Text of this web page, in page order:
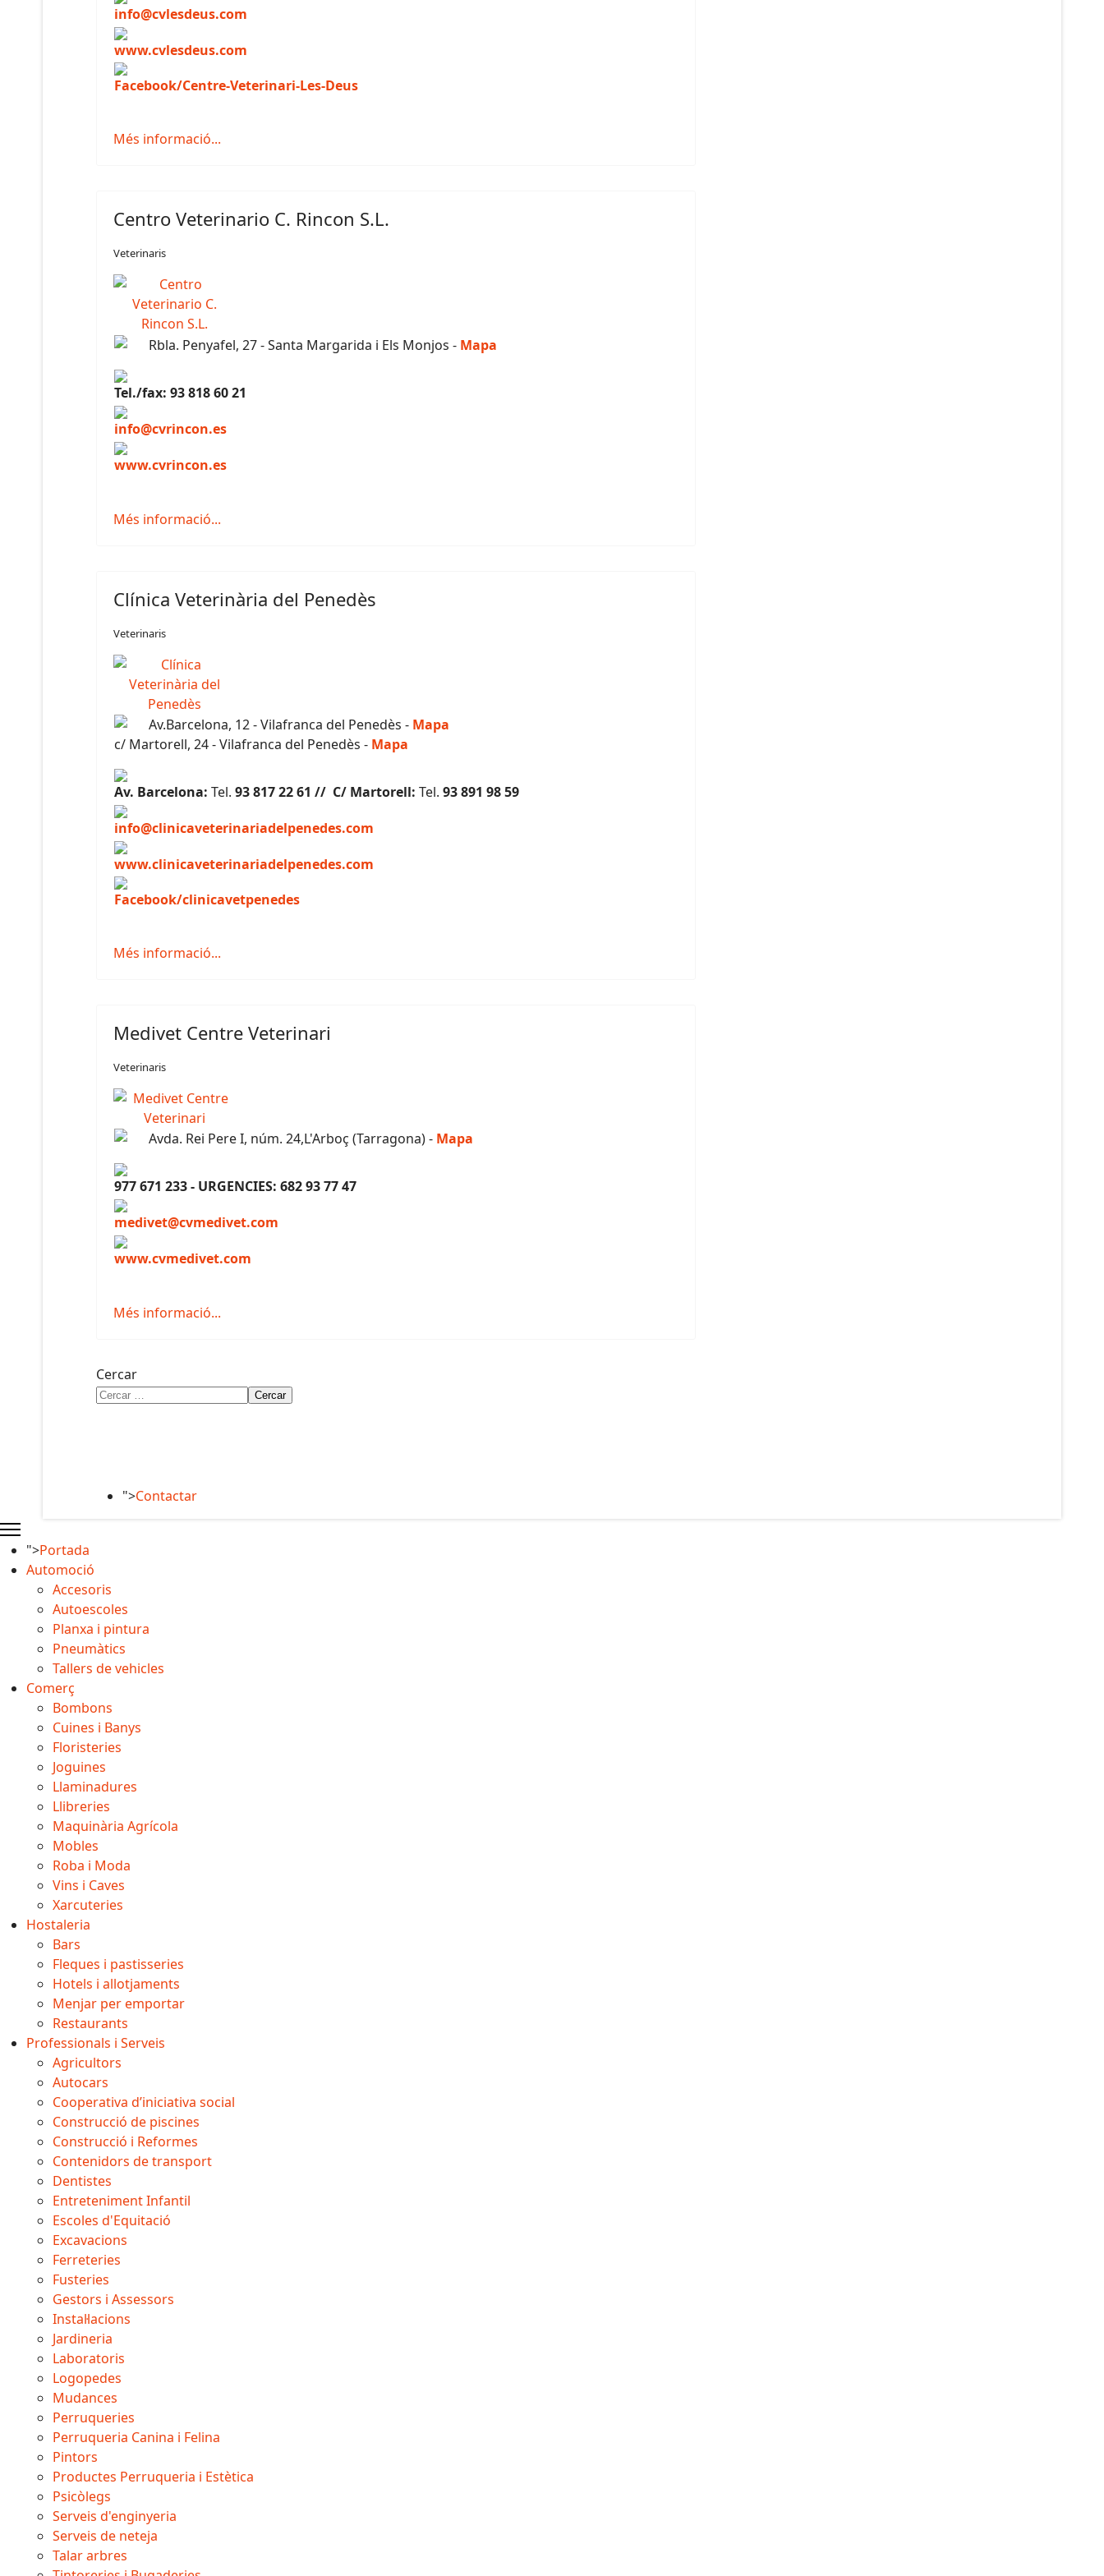
info@cvlesdeus.com
www.cvlesdeus.com
Facebook/Centre-Veterinari-Les-Deus
Més informació...
Centro Veterinario C. Rincon S.L.
Veterinaris
Rbla. Penyafel, 27 - Santa Margarida i Els Monjos - Mapa
Tel./fax: 93 818 60 21
info@cvrincon.es
www.cvrincon.es
Més informació...
Clínica Veterinària del Penedès
Veterinaris
Av.Barcelona, 12 - Vilafranca del Penedès - Mapa
c/ Martorell, 24 - Vilafranca del Penedès - Mapa
Av. Barcelona: Tel. 93 817 22 61 // C/ Martorell: Tel. 93 891 98 59
info@clinicaveterinariadelpenedes.com
www.clinicaveterinariadelpenedes.com
Facebook/clinicavetpenedes
Més informació...
Medivet Centre Veterinari
Veterinaris
Avda. Rei Pere I, núm. 24,L'Arboç (Tarragona) - Mapa
977 671 233 - URGENCIES: 682 93 77 47
medivet@cvmedivet.com
www.cvmedivet.com
Més informació...
Cercar
Cercar
">Contactar
">Portada
Automoció
Accesoris
Autoescoles
Planxa i pintura
Pneumàtics
Tallers de vehicles
Comerç
Bombons
Cuines i Banys
Floristeries
Joguines
Llaminadures
Llibreries
Maquinària Agrícola
Mobles
Roba i Moda
Vins i Caves
Xarcuteries
Hostaleria
Bars
Fleques i pastisseries
Hotels i allotjaments
Menjar per emportar
Restaurants
Professionals i Serveis
Agricultors
Autocars
Cooperativa d’iniciativa social
Construcció de piscines
Construcció i Reformes
Contenidors de transport
Dentistes
Entreteniment Infantil
Escoles d'Equitació
Excavacions
Ferreteries
Fusteries
Gestors i Assessors
Instal·lacions
Jardineria
Laboratoris
Logopedes
Mudances
Perruqueries
Perruqueria Canina i Felina
Pintors
Productes Perruqueria i Estètica
Psicòlegs
Serveis d'enginyeria
Serveis de neteja
Talar arbres